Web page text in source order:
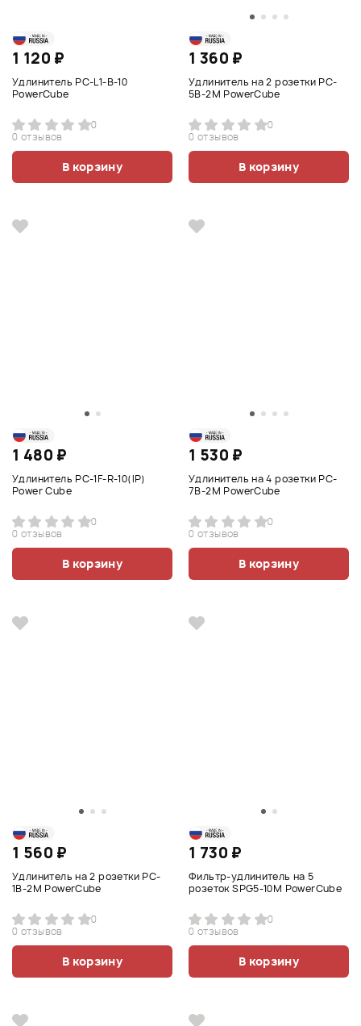
1 120 ₽
Удлинитель PC-L1-B-10
PowerCube
0
0 отзывов
В корзину
1 360 ₽
Удлинитель на 2 розетки PC-
5B-2M PowerCube
0
0 отзывов
В корзину
1 480 ₽
Удлинитель PC-1F-R-10(IP)
Power Cube
0
0 отзывов
В корзину
1 530 ₽
Удлинитель на 4 розетки PC-
7B-2M PowerCube
0
0 отзывов
В корзину
1 560 ₽
Удлинитель на 2 розетки PC-
1B-2M PowerCube
0
0 отзывов
В корзину
1 730 ₽
Фильтр-удлинитель на 5
розеток SPG5-10M PowerCube
0
0 отзывов
В корзину